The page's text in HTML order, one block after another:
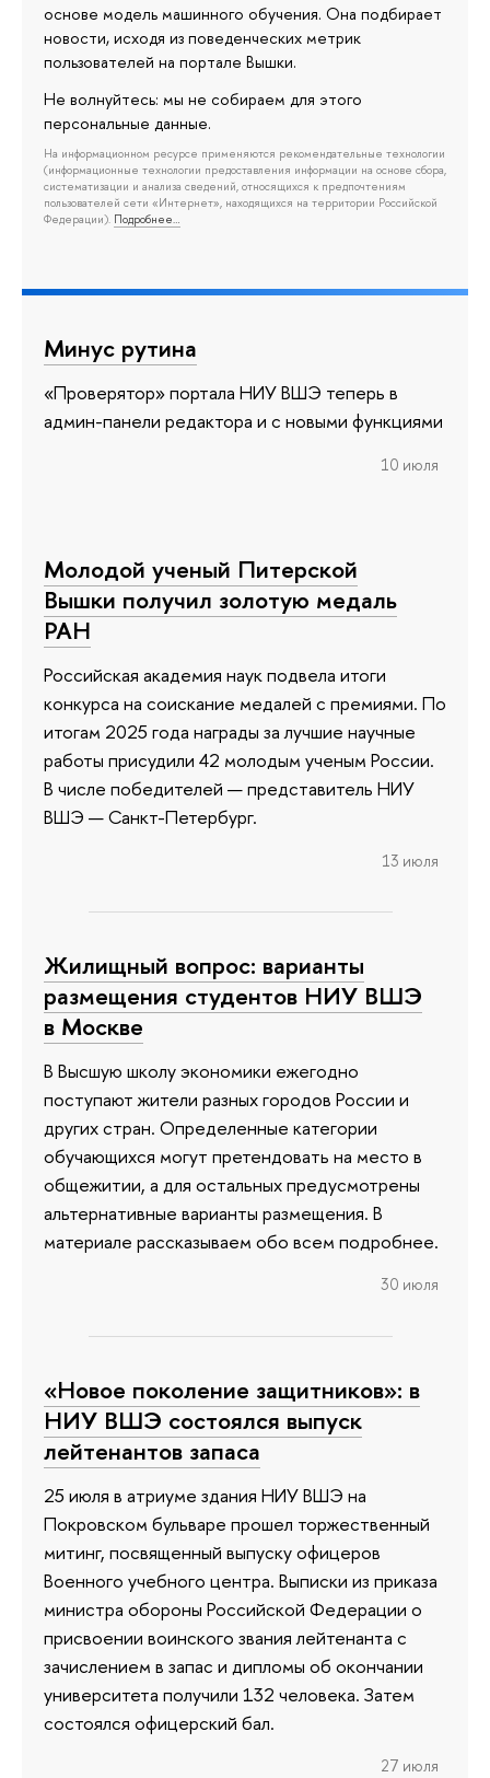
основе модель машинного обучения. Она подбирает
новости, исходя из поведенческих метрик
пользователей на портале Вышки.
Не волнуйтесь: мы не собираем для этого
персональные данные.
На информационном ресурсе применяются рекомендательные технологии
(информационные технологии предоставления информации на основе сбора,
систематизации и анализа сведений, относящихся к предпочтениям
пользователей сети «Интернет», находящихся на территории Российской
Федерации). Подробнее…
Минус рутина
«Проверятор» портала НИУ ВШЭ теперь в
админ-панели редактора и с новыми функциями
10 июля
Молодой ученый Питерской
Вышки получил золотую медаль
РАН
Российская академия наук подвела итоги
конкурса на соискание медалей с премиями. По
итогам 2025 года награды за лучшие научные
работы присудили 42 молодым ученым России.
В числе победителей — представитель НИУ
ВШЭ — Санкт-Петербург.
13 июля
Жилищный вопрос: варианты
размещения студентов НИУ ВШЭ
в Москве
В Высшую школу экономики ежегодно
поступают жители разных городов России и
других стран. Определенные категории
обучающихся могут претендовать на место в
общежитии, а для остальных предусмотрены
альтернативные варианты размещения. В
материале рассказываем обо всем подробнее.
30 июля
«Новое поколение защитников»: в
НИУ ВШЭ состоялся выпуск
лейтенантов запаса
25 июля в атриуме здания НИУ ВШЭ на
Покровском бульваре прошел торжественный
митинг, посвященный выпуску офицеров
Военного учебного центра. Выписки из приказа
министра обороны Российской Федерации о
присвоении воинского звания лейтенанта с
зачислением в запас и дипломы об окончании
университета получили 132 человека. Затем
состоялся офицерский бал.
27 июля